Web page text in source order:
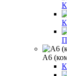
А6